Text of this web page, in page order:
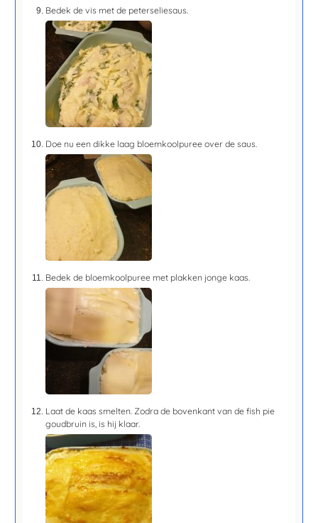
Bedek de vis met de peterseliesaus.
Doe nu een dikke laag bloemkoolpuree over de saus.
Bedek de bloemkoolpuree met plakken jonge kaas.
Laat de kaas smelten. Zodra de bovenkant van de fish pie
goudbruin is, is hij klaar.